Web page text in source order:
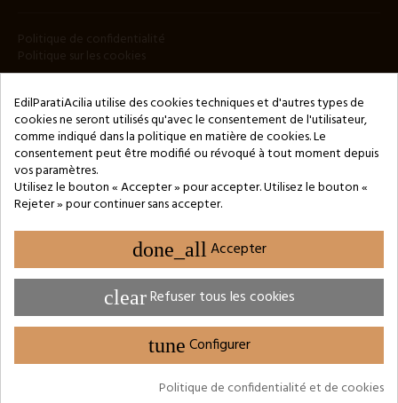
Copyright © 2024 by 3Enne s.r.l.s. P.IVA/C.F.: 13466181008
Numéro d'enregistrement REA : RM-1449325 - Registre du
Commerce de Rome
Website Developed by M.Borzacchini - TestSide
PARAMÈTRES DES COOKIES
EdilParatiAcilia utilise des cookies techniques et d'autres types de
cookies ne seront utilisés qu'avec le consentement de l'utilisateur,
comme indiqué dans la politique en matière de cookies. Le
consentement peut être modifié ou révoqué à tout moment depuis
vos paramètres.
Utilisez le bouton « Accepter » pour accepter. Utilisez le bouton «
Rejeter » pour continuer sans accepter.
done_all Accepter
clearRefuser tous les cookies
tuneConfigurer
Politique de confidentialité et de cookies